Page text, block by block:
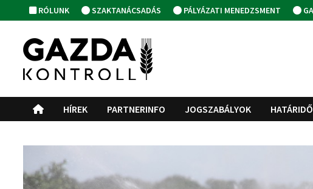
to
content
RÓLUNK SZAKTANÁCSADÁS PÁLYÁZATI MENEDZSMENT
HÍREK PARTNERINFO JOGSZABÁLYOK